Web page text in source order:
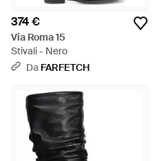
374 €
Via Roma 15
Stivali - Nero
Da FARFETCH